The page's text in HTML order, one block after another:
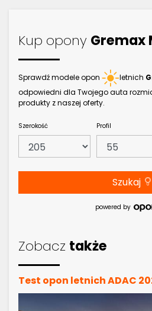
Kup opony Gremax
Sprawdź modele opon letnich
odpowiedni dla Twojego auta
produkty z naszej oferty.
Szerokość Profil
Szukaj
powered by
Zobacz także
Test opon letnich ADAC